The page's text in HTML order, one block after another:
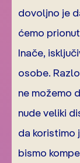
dovoljno je
ćemo
Inače,
osobe.
ne možemo
nude veliki
da koristimo
bismo